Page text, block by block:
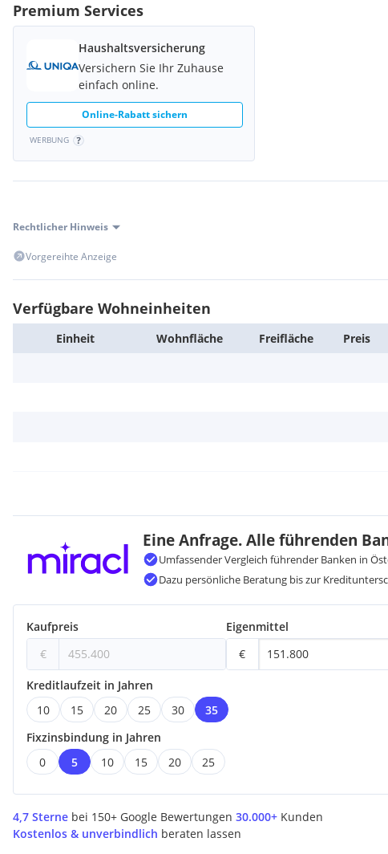
Premium Services
Haushaltsversicherung
Versichern Sie Ihr Zuhause
einfach online.
Online-Rabatt sichern
WERBUNG
Rechtlicher Hinweis
Vorgereihte Anzeige
Verfügbare Wohneinheiten
Einheit Wohn­fläche Frei­fläche Preis
Eine Anfrage. Alle führenden
Umfassender Vergleich führender Banken in
Dazu persönliche Beratung bis zur
Kaufpreis
€
Eigenmittel
€
Kreditlaufzeit in Jahren
10
15 20 25 30
35
Fixzinsbindung in Jahren
0
5 10 15 20 25
4,7 Sterne bei 150+ Google Bewertungen 30.000+ Kunden
Kostenlos & unverbindlich beraten lassen